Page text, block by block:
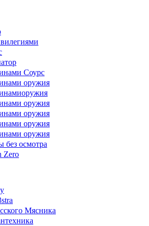
Соурс
оружия
оружия
оружия
оружия
оружия
без осмотра
Zero
Мясника